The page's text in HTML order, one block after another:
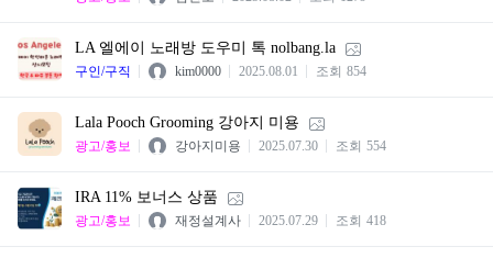
LA 엘에이 노래방 도우미 톡 nolbang.la
구인/구직 kim0000 2025.08.01 조회 854
Lala Pooch Grooming 강아지 미용
광고/홍보 강아지미용 2025.07.30 조회 554
IRA 11% 보너스 상품
광고/홍보 재정설계사 2025.07.29 조회 418